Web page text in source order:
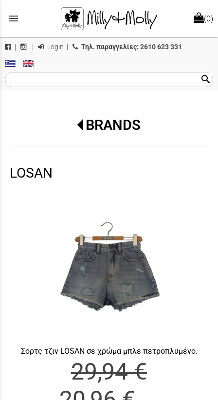
menu (0)
| | Login | Τηλ. παραγγελίες: 2610 623 331
search
BRANDS
LOSAN
Σορτς τζιν LOSAN σε χρώμα μπλε πετροπλυμένο.
29,94 €